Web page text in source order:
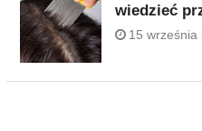
wiedzieć
15 września